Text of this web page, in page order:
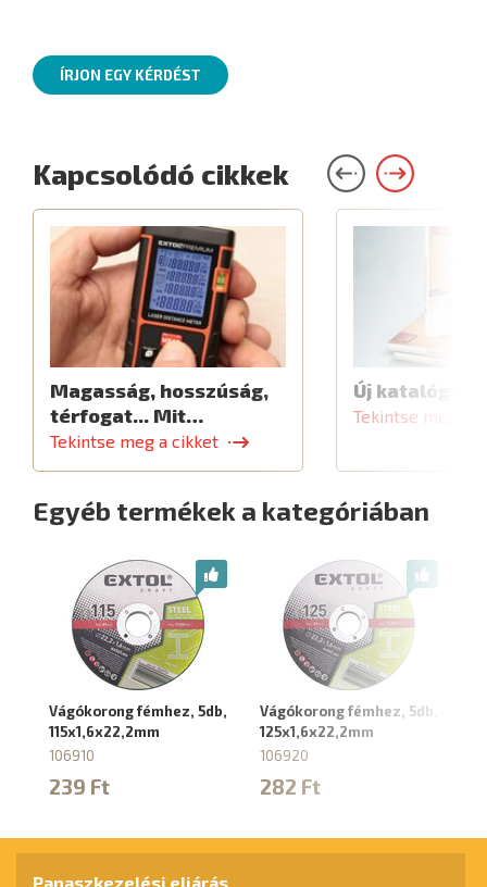
ÍRJON EGY KÉRDÉST
Kapcsolódó cikkek
Magasság, hosszúság,
térfogat... Mit…
Tekintse meg a cikket
Új katalógus
Tekintse meg a
Egyéb termékek a kategóriában
Vágókorong fémhez, 5db,
115x1,6x22,2mm
106910
239 Ft
Vágókorong fémhez, 5db,
125x1,6x22,2mm
106920
282 Ft
Panaszkezelési eljárás